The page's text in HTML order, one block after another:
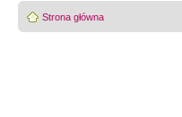
Strona główna